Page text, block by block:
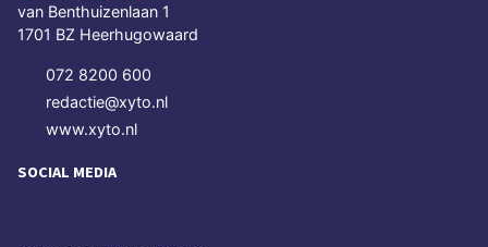
van Benthuizenlaan 1
1701 BZ Heerhugowaard
072 8200 600
redactie@xyto.nl
www.xyto.nl
SOCIAL MEDIA